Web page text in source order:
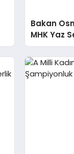
Bakan
MHK Yaz